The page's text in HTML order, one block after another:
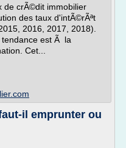
de crÃ©dit immobilier
des taux d'intÃ©rÃªt
2016, 2017, 2018).
tendance est Ã la
Cet...
il emprunter ou